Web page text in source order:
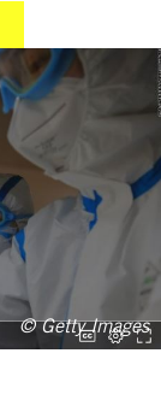
© Getty Images